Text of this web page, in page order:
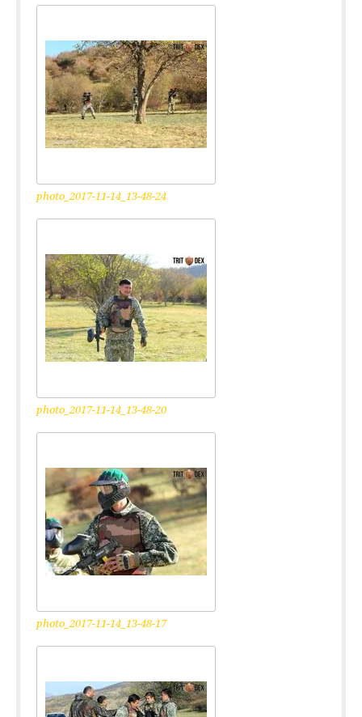
photo_2017-11-14_13-48-24
photo_2017-11-14_13-48-20
photo_2017-11-14_13-48-17